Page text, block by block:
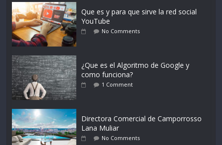
Que es y para que sirve la red social
YouTube
No Comments
¿Que es el Algoritmo de Google y
como funciona?
1 Comment
Directora Comercial de Camporrosso
Lana Muliar
No Comments